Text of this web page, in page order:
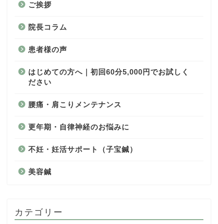
ご挨拶
院長コラム
患者様の声
はじめての方へ｜初回60分5,000円でお試しく
ださい
腰痛・肩こりメンテナンス
更年期・自律神経のお悩みに
不妊・妊活サポート（子宝鍼）
美容鍼
カテゴリー